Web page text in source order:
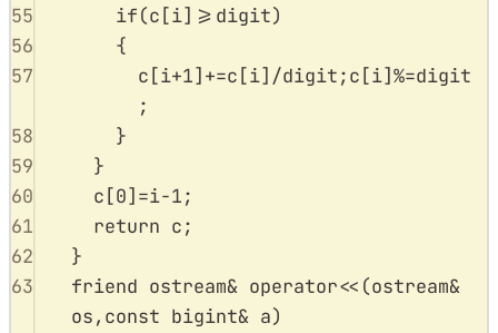
55
if(c [i] >= digit)
56
{
57
c [i+1] +=c [i] /digit;c [i] %=digit
;
58
}
59
}
60
c [0] =i-1;
61
return c;
62
}
63
friend ostream& operator<< (ostream&
os, const bigint& a)